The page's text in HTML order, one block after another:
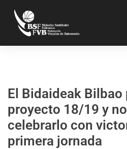
El Bidaideak Bilbao
proyecto 18/19 y
celebrarlo con
primera jornada